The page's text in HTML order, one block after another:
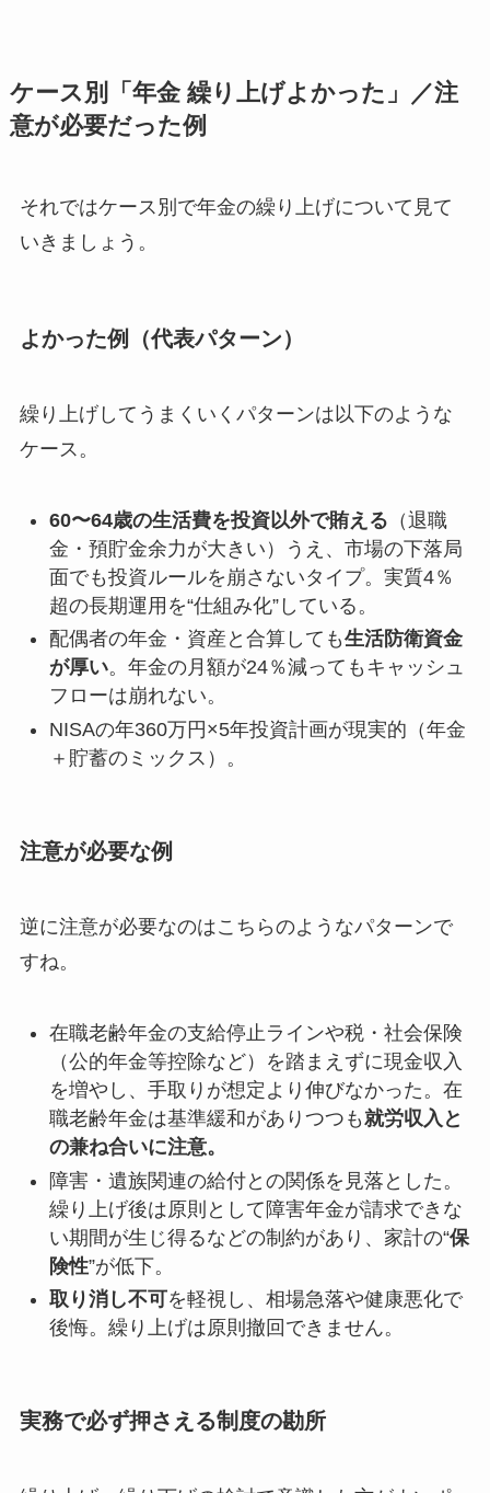
ケース別「年金 繰り上げよかった」／注
意が必要だった例
それではケース別で年金の繰り上げについて見て
いきましょう。
よかった例（代表パターン）
繰り上げしてうまくいくパターンは以下のような
ケース。
60〜64歳の生活費を投資以外で賄える （退職
金・預貯金余力が大きい）うえ、市場の下落局
面でも投資ルールを崩さないタイプ。実質4％
超の長期運用を“仕組み化”している。
配偶者の年金・資産と合算しても生活防衛資金
が厚い。年金の月額が24％減ってもキャッシュ
フローは崩れない。
NISAの年360万円×5年投資計画が現実的（年金
＋貯蓄のミックス）。
注意が必要な例
逆に注意が必要なのはこちらのようなパターンで
すね。
在職老齢年金の支給停止ラインや税・社会保険
（公的年金等控除など）を踏まえずに現金収入
を増やし、手取りが想定より伸びなかった。在
職老齢年金は基準緩和がありつつも就労収入と
の兼ね合いに注意。
障害・遺族関連の給付との関係を見落とした。
繰り上げ後は原則として障害年金が請求できな
い期間が生じ得るなどの制約があり、家計の“保
険性”が低下。
取り消し不可を軽視し、相場急落や健康悪化で
後悔。繰り上げは原則撤回できません。
実務で必ず押さえる制度の勘所